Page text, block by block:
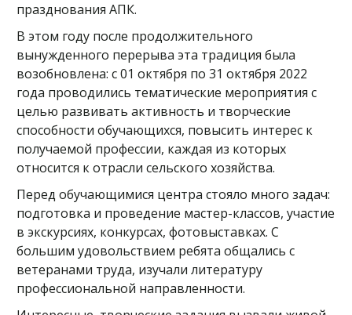
празднования АПК.
В этом году после продолжительного
вынужденного перерыва эта традиция была
возобновлена: с 01 октября по 31 октября 2022
года проводились тематические мероприятия с
целью развивать активность и творческие
способности обучающихся, повысить интерес к
получаемой профессии, каждая из которых
относится к отрасли сельского хозяйства.
Перед обучающимися центра стояло много задач:
подготовка и проведение мастер-классов, участие
в экскурсиях, конкурсах, фотовыставках. С
большим удовольствием ребята общались с
ветеранами труда, изучали литературу
профессиональной направленности.